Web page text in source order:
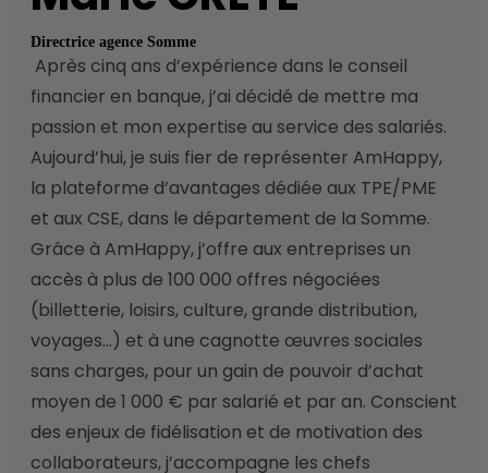
Directrice agence Somme
financier en banque, j’ai décidé de mettre ma
passion et mon expertise au service des salariés.
Aujourd’hui, je suis fier de représenter AmHappy,
la plateforme d’avantages dédiée aux TPE/PME
et aux CSE, dans le département de la Somme.
Grâce à AmHappy, j’offre aux entreprises un
accès à plus de 100 000 offres négociées
(billetterie, loisirs, culture, grande distribution,
voyages…) et à une cagnotte œuvres sociales
sans charges, pour un gain de pouvoir d’achat
moyen de 1 000 € par salarié et par an. Conscient
des enjeux de fidélisation et de motivation des
collaborateurs, j’accompagne les chefs